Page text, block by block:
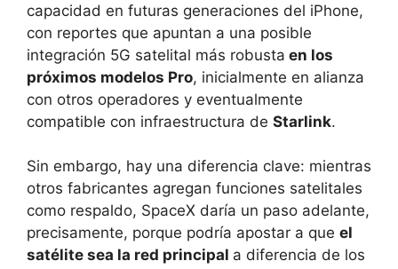
capacidad en futuras generaciones del iPhone,
con reportes que apuntan a una posible
integración 5G satelital más robusta en los
próximos modelos Pro, inicialmente en alianza
con otros operadores y eventualmente
compatible con infraestructura de Starlink.
Sin embargo, hay una diferencia clave: mientras
otros fabricantes agregan funciones satelitales
como respaldo, SpaceX daría un paso adelante,
precisamente, porque podría apostar a que el
satélite sea la red principal a diferencia de los